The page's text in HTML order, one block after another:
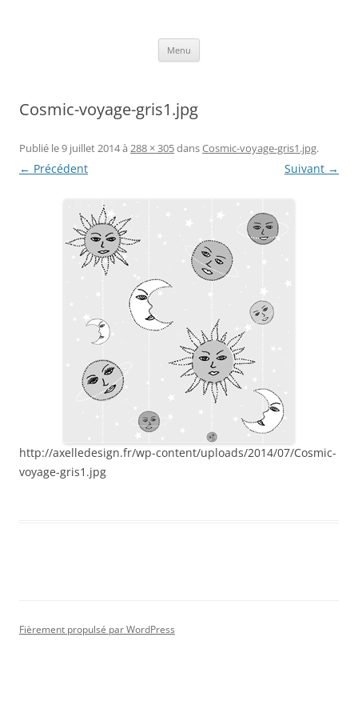
Menu
Cosmic-voyage-gris1.jpg
Publié le9 juillet 2014à 288 × 305dansCosmic-voyage-gris1.jpg.
← Précédent Suivant →
http://axelledesign.fr/wp-content/uploads/2014/07/Cosmic-
voyage-gris1.jpg
Fièrement propulsé par WordPress